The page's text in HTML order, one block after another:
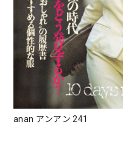
anan アンアン 241